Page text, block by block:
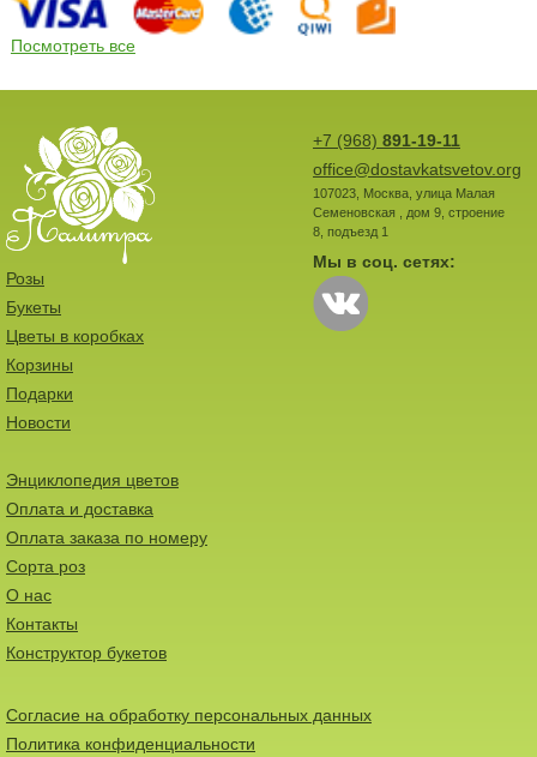
Посмотреть все
+7 (968) 891-19-11
office@dostavkatsvetov.org
107023, Москва, улица Малая
Семеновская , дом 9, строение
8, подъезд 1
Мы в соц. сетях:
Розы
Букеты
Цветы в коробках
Корзины
Подарки
Новости
Энциклопедия цветов
Оплата и доставка
Оплата заказа по номеру
Сорта роз
О нас
Контакты
Конструктор букетов
Согласие на обработку персональных данных
Политика конфиденциальности